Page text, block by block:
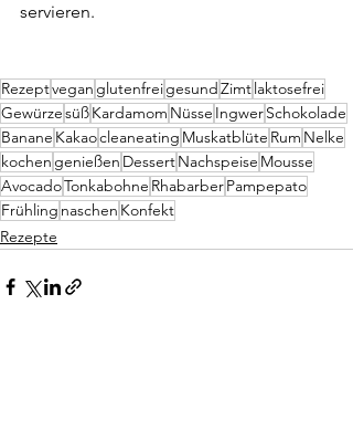
servieren.
Rezeptvegan glutenfreigesundZimtlaktosefrei
GewürzesüßKardamom Nüsse IngwerSchokolade
Banane Kakaocleaneating Muskatblüte Rum Nelke
kochen genießen DessertNachspeise Mousse
AvocadoTonkabohne RhabarberPampepato
Frühling naschen Konfekt
Rezepte